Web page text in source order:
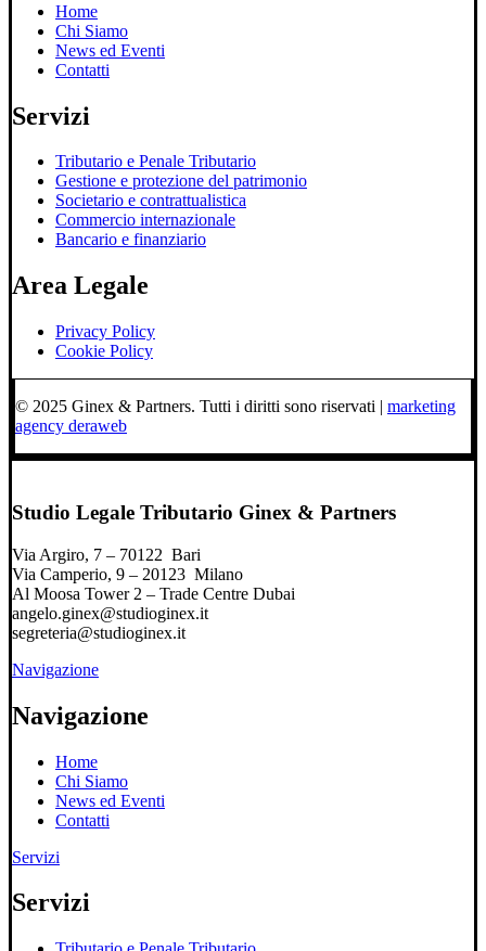
Home
Chi Siamo
News ed Eventi
Contatti
Servizi
Tributario e Penale Tributario
Gestione e protezione del patrimonio
Societario e contrattualistica
Commercio internazionale
Bancario e finanziario
Area Legale
Privacy Policy
Cookie Policy
© 2025 Ginex & Partners. Tutti i diritti sono riservati | marketing
agency deraweb
Studio Legale Tributario Ginex & Partners
Via Argiro, 7 – 70122 Bari
Via Camperio, 9 – 20123 Milano
Al Moosa Tower 2 – Trade Centre Dubai
angelo.ginex@studioginex.it
segreteria@studioginex.it
Navigazione
Navigazione
Home
Chi Siamo
News ed Eventi
Contatti
Servizi
Servizi